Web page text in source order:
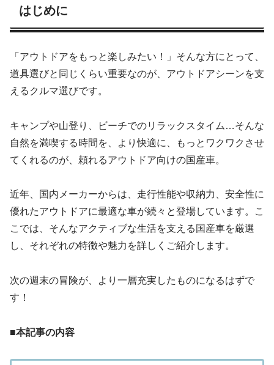
はじめに
「アウトドアをもっと楽しみたい！」そんな方にとって、
道具選びと同じくらい重要なのが、アウトドアシーンを支
えるクルマ選びです。
キャンプや山登り、ビーチでのリラックスタイム…そんな
自然を満喫する時間を、より快適に、もっとワクワクさせ
てくれるのが、頼れるアウトドア向けの国産車。
近年、国内メーカーからは、走行性能や収納力、安全性に
優れたアウトドアに最適な車が続々と登場しています。こ
こでは、そんなアクティブな生活を支える国産車を厳選
し、それぞれの特徴や魅力を詳しくご紹介します。
次の週末の冒険が、より一層充実したものになるはずで
す！
■本記事の内容